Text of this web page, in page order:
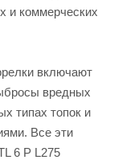
коммерческих
включают
вредных
типах топок и
Все эти
6 P L275